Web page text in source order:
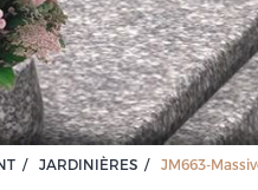
JARDINIÈRES JM663-